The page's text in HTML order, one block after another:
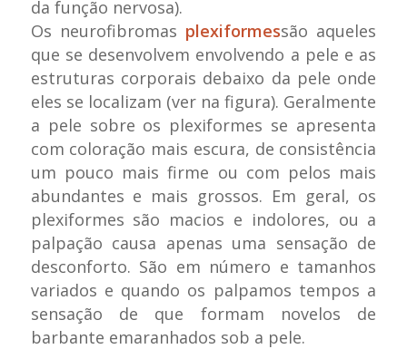
da função nervosa).
Os neurofibromas plexiformessão aqueles
que se desenvolvem envolvendo a pele e as
estruturas corporais debaixo da pele onde
eles se localizam (ver na figura). Geralmente
a pele sobre os plexiformes se apresenta
com coloração mais escura, de consistência
um pouco mais firme ou com pelos mais
abundantes e mais grossos. Em geral, os
plexiformes são macios e indolores, ou a
palpação causa apenas uma sensação de
desconforto. São em número e tamanhos
variados e quando os palpamos tempos a
sensação de que formam novelos de
barbante emaranhados sob a pele.